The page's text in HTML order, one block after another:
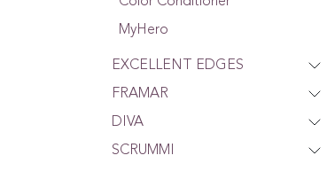
MyHero
EXCELLENT EDGES
FRAMAR
DIVA
SCRUMMI